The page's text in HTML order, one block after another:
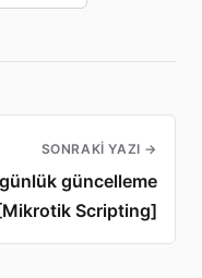
SONRAKI YAZI →
güncelleme
[Mikrotik Scripting]